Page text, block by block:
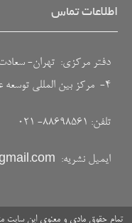
اطلاعات تماس
۴- مرکز بین المللی توسعه علم، فرهنگ و عقلانیت.
تلفن: ۸۸۶۹۸۵۶۱- ۰۲۱
ایمیل نشریه:
تمام حقوق مادی و معنوی این سایت